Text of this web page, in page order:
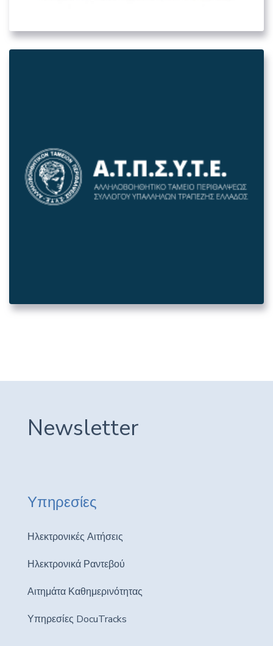
Newsletter
Υπηρεσίες
Ηλεκτρονικές Αιτήσεις
Ηλεκτρονικά Ραντεβού
Αιτημάτα Καθημερινότητας
Υπηρεσίες DocuTracks